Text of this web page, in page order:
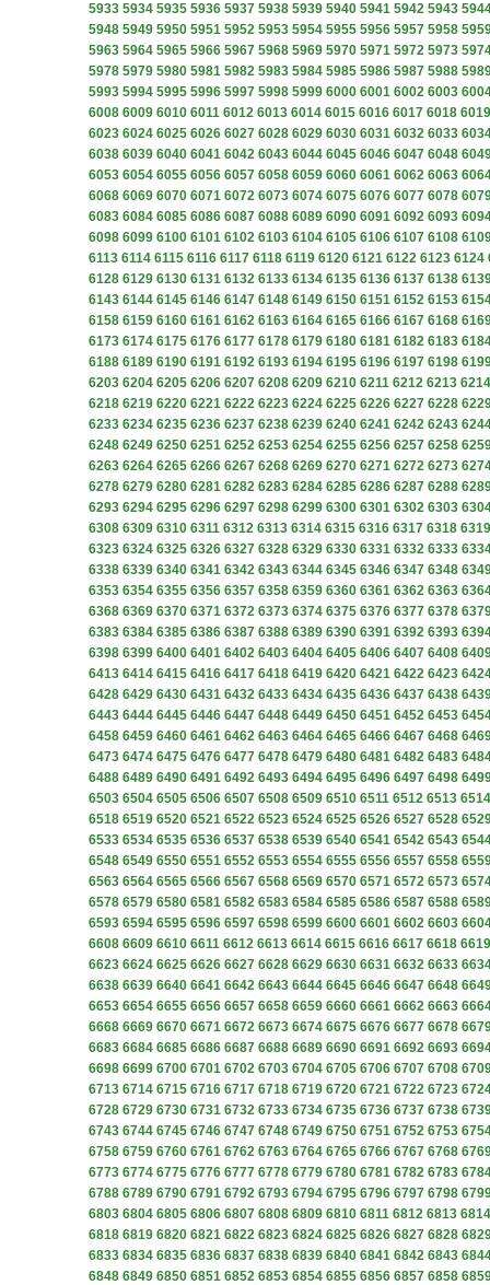
5933 5934 5935 5936 5937 5938 5939 5940 5941 5942 5943
5948 5949 5950 5951 5952 5953 5954 5955 5956 5957 5958
5963 5964 5965 5966 5967 5968 5969 5970 5971 5972 5973
5978 5979 5980 5981 5982 5983 5984 5985 5986 5987 5988
5993 5994 5995 5996 5997 5998 5999 6000 6001 6002 6003
6008 6009 6010 6011 6012 6013 6014 6015 6016 6017 6018 6019
6023 6024 6025 6026 6027 6028 6029 6030 6031 6032 6033
6038 6039 6040 6041 6042 6043 6044 6045 6046 6047 6048
6053 6054 6055 6056 6057 6058 6059 6060 6061 6062 6063
6068 6069 6070 6071 6072 6073 6074 6075 6076 6077 6078
6083 6084 6085 6086 6087 6088 6089 6090 6091 6092 6093
6098 6099 6100 6101 6102 6103 6104 6105 6106 6107 6108
6113 6114 6115 6116 6117 6118 6119 6120 6121 6122 6123 6124
6128 6129 6130 6131 6132 6133 6134 6135 6136 6137 6138
6143 6144 6145 6146 6147 6148 6149 6150 6151 6152 6153
6158 6159 6160 6161 6162 6163 6164 6165 6166 6167 6168
6173 6174 6175 6176 6177 6178 6179 6180 6181 6182 6183
6188 6189 6190 6191 6192 6193 6194 6195 6196 6197 6198
6203 6204 6205 6206 6207 6208 6209 6210 6211 6212 6213 6214
6218 6219 6220 6221 6222 6223 6224 6225 6226 6227 6228
6233 6234 6235 6236 6237 6238 6239 6240 6241 6242 6243
6248 6249 6250 6251 6252 6253 6254 6255 6256 6257 6258
6263 6264 6265 6266 6267 6268 6269 6270 6271 6272 6273
6278 6279 6280 6281 6282 6283 6284 6285 6286 6287 6288
6293 6294 6295 6296 6297 6298 6299 6300 6301 6302 6303
6308 6309 6310 6311 6312 6313 6314 6315 6316 6317 6318 6319
6323 6324 6325 6326 6327 6328 6329 6330 6331 6332 6333
6338 6339 6340 6341 6342 6343 6344 6345 6346 6347 6348
6353 6354 6355 6356 6357 6358 6359 6360 6361 6362 6363
6368 6369 6370 6371 6372 6373 6374 6375 6376 6377 6378
6383 6384 6385 6386 6387 6388 6389 6390 6391 6392 6393
6398 6399 6400 6401 6402 6403 6404 6405 6406 6407 6408
6413 6414 6415 6416 6417 6418 6419 6420 6421 6422 6423
6428 6429 6430 6431 6432 6433 6434 6435 6436 6437 6438
6443 6444 6445 6446 6447 6448 6449 6450 6451 6452 6453
6458 6459 6460 6461 6462 6463 6464 6465 6466 6467 6468
6473 6474 6475 6476 6477 6478 6479 6480 6481 6482 6483
6488 6489 6490 6491 6492 6493 6494 6495 6496 6497 6498
6503 6504 6505 6506 6507 6508 6509 6510 6511 6512 6513 6514
6518 6519 6520 6521 6522 6523 6524 6525 6526 6527 6528
6533 6534 6535 6536 6537 6538 6539 6540 6541 6542 6543
6548 6549 6550 6551 6552 6553 6554 6555 6556 6557 6558
6563 6564 6565 6566 6567 6568 6569 6570 6571 6572 6573
6578 6579 6580 6581 6582 6583 6584 6585 6586 6587 6588
6593 6594 6595 6596 6597 6598 6599 6600 6601 6602 6603
6608 6609 6610 6611 6612 6613 6614 6615 6616 6617 6618 6619
6623 6624 6625 6626 6627 6628 6629 6630 6631 6632 6633
6638 6639 6640 6641 6642 6643 6644 6645 6646 6647 6648
6653 6654 6655 6656 6657 6658 6659 6660 6661 6662 6663
6668 6669 6670 6671 6672 6673 6674 6675 6676 6677 6678
6683 6684 6685 6686 6687 6688 6689 6690 6691 6692 6693
6698 6699 6700 6701 6702 6703 6704 6705 6706 6707 6708
6713 6714 6715 6716 6717 6718 6719 6720 6721 6722 6723
6728 6729 6730 6731 6732 6733 6734 6735 6736 6737 6738
6743 6744 6745 6746 6747 6748 6749 6750 6751 6752 6753
6758 6759 6760 6761 6762 6763 6764 6765 6766 6767 6768
6773 6774 6775 6776 6777 6778 6779 6780 6781 6782 6783
6788 6789 6790 6791 6792 6793 6794 6795 6796 6797 6798
6803 6804 6805 6806 6807 6808 6809 6810 6811 6812 6813 6814
6818 6819 6820 6821 6822 6823 6824 6825 6826 6827 6828
6833 6834 6835 6836 6837 6838 6839 6840 6841 6842 6843
6848 6849 6850 6851 6852 6853 6854 6855 6856 6857 6858